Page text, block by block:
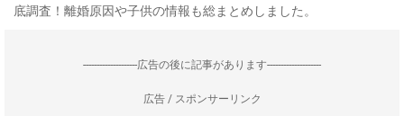
底調査！離婚原因や子供の情報も総まとめしました。
--------------------広告の後に記事があります--------------------
広告 / スポンサーリンク